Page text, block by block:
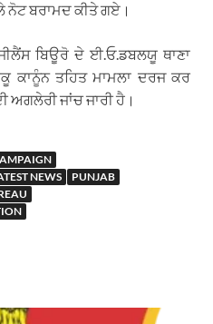
ਨੋਟ ਬਰਾਮਦ ਕੀਤੇ ਗਏ।
ਬਿਊਰੋ ਦੇ ਈ.ਓ.ਡਬਲਯੂ ਥਾਣਾ
ਕਾਨੂੰਨ ਤਹਿਤ ਮਾਮਲਾ ਦਰਜ ਕਰ
ਜਾਂਚ ਜਾਰੀ ਹੈ।
NEWS
PUNJAB